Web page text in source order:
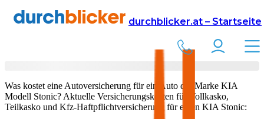
durchblicker.at – Startseite
Versicherung Autoversicherung KIA
KIA Stonic in Österreich
Was kostet eine Autoversicherung für ein Auto der Marke KIA
Modell Stonic? Aktuelle Versicherungskosten für Vollkasko,
Teilkasko und Kfz-Haftpflichtversicherung für einen KIA Stonic: